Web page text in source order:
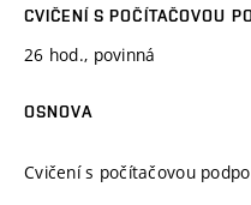
CVIČENÍ S POČÍTAČOVOU
26 hod., povinná
OSNOVA
Cvičení s počítačovou